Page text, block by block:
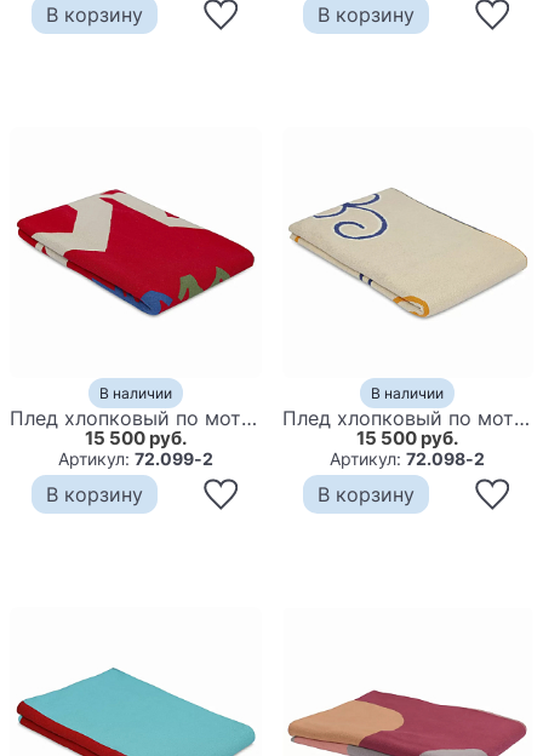
В корзину В корзину
В наличии
Плед хлопковый по мотивам чувашских орнаментов Ural and Siberian Patterns
15 500 руб.
Артикул: 72.099-2
В корзину
В наличии
Плед хлопковый по мотивам эвенских орнаментов Ural and Siberian Patterns
15 500 руб.
Артикул:72.098-2
В корзину